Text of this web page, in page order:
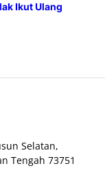
Ikut Ulang
Selatan,
Tengah 73751